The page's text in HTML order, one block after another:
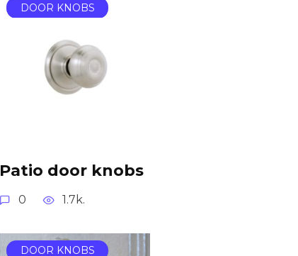
DOOR KNOBS
Patio door knobs
0 1.7k.
DOOR KNOBS